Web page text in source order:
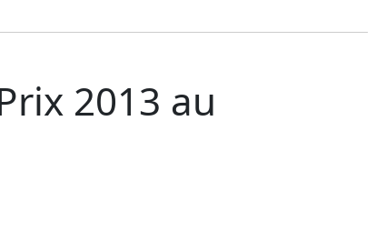
2013 au